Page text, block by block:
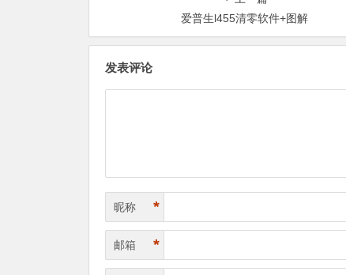
爱普生l455清零软件+图解
发表评论
昵称 *
邮箱 *